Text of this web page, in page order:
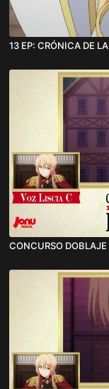
13 EP: CRÓNICA DE
CONCURSO